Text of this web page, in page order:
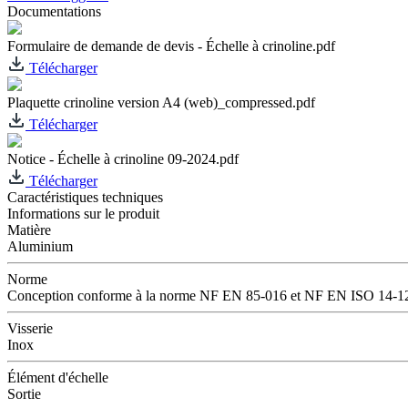
Documentations
Formulaire de demande de devis - Échelle à crinoline.pdf
Télécharger
Plaquette crinoline version A4 (web)_compressed.pdf
Télécharger
Notice - Échelle à crinoline 09-2024.pdf
Télécharger
Caractéristiques techniques
Informations sur le produit
Matière
Aluminium
Norme
Conception conforme à la norme NF EN 85-016 et NF EN ISO 14-
Visserie
Inox
Élément d'échelle
Sortie